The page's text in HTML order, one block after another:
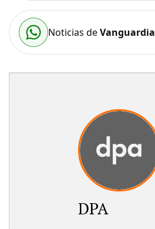
Noticias deVanguardia
DPA